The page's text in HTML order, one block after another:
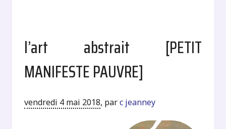
l’art abstrait [PETIT
MANIFESTE PAUVRE]
vendredi 4 mai 2018, parc jeanney